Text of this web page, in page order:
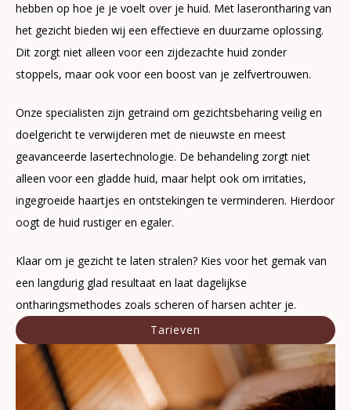
hebben op hoe je je voelt over je huid. Met laserontharing van
het gezicht bieden wij een effectieve en duurzame oplossing.
Dit zorgt niet alleen voor een zijdezachte huid zonder
stoppels, maar ook voor een boost van je zelfvertrouwen.
Onze specialisten zijn getraind om gezichtsbeharing veilig en
doelgericht te verwijderen met de nieuwste en meest
geavanceerde lasertechnologie. De behandeling zorgt niet
alleen voor een gladde huid, maar helpt ook om irritaties,
ingegroeide haartjes en ontstekingen te verminderen. Hierdoor
oogt de huid rustiger en egaler.
Klaar om je gezicht te laten stralen? Kies voor het gemak van
een langdurig glad resultaat en laat dagelijkse
ontharingsmethodes zoals scheren of harsen achter je.
Tarieven